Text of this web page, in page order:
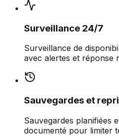
Surveillance 24/7
Surveillance de
avec alertes et réponse
Sauvegardes et
Sauvegardes planifiées
documenté pour limiter